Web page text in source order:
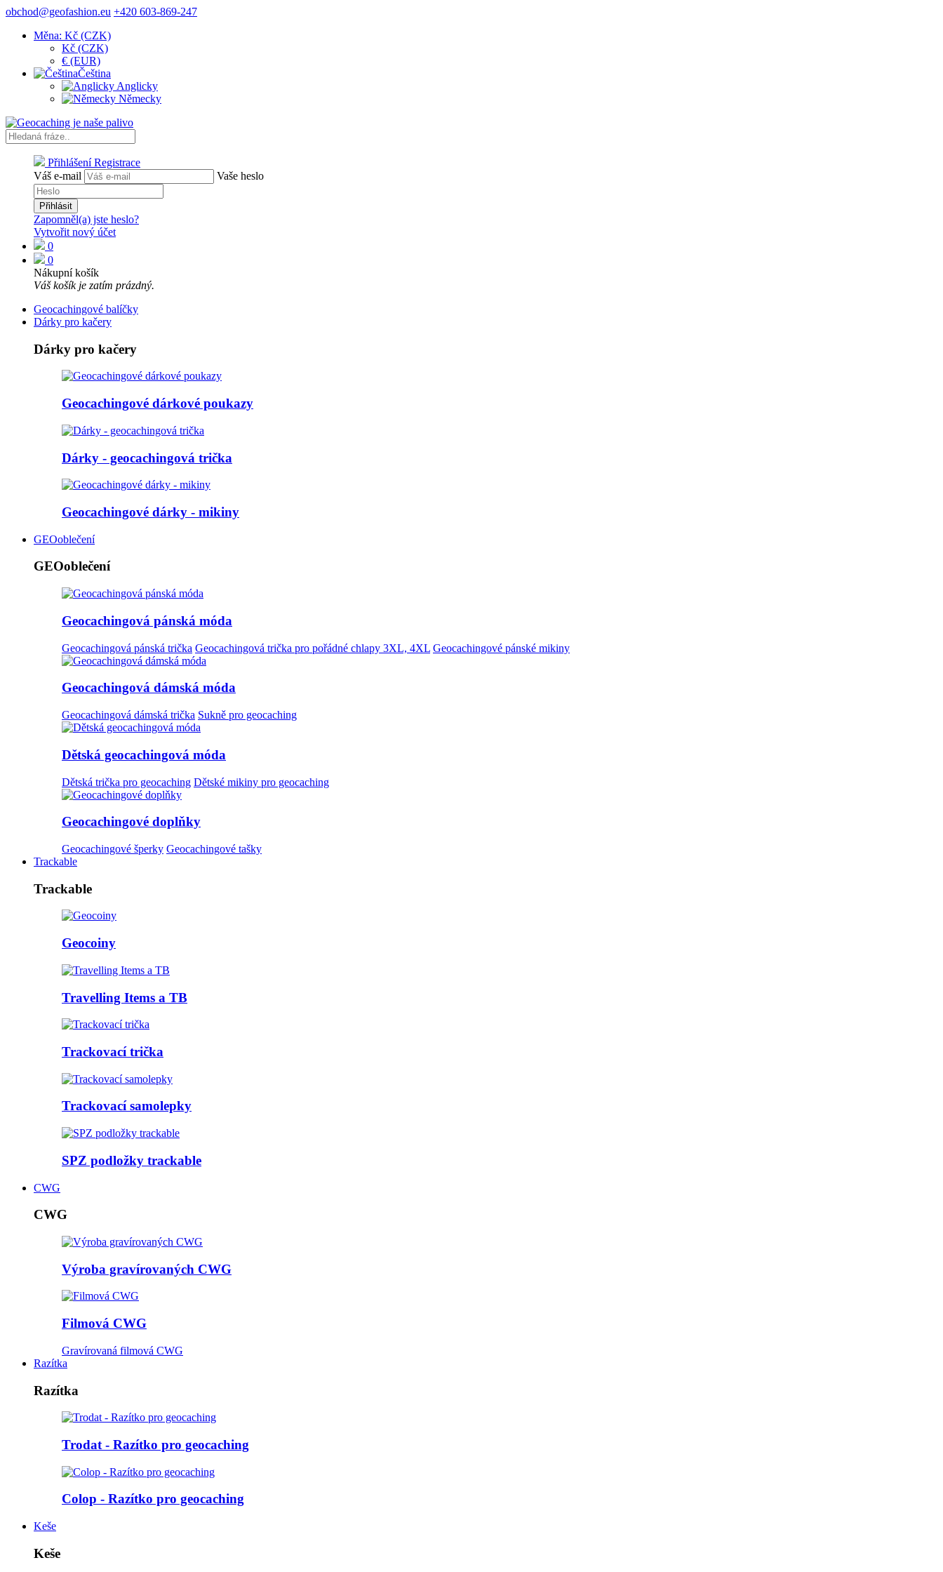
obchod@geofashion.eu +420 603-869-247
Měna: Kč (CZK)
Kč (CZK)
€ (EUR)
Čeština
Anglicky
Německy
Přihlášení Registrace
Váš e-mail
Vaše heslo
Přihlásit
Zapomněl(a) jste heslo?
Vytvořit nový účet
0
0
Nákupní košík
Váš košík je zatím prázdný.
Geocachingové balíčky
Dárky pro kačery
Dárky pro kačery
Geocachingové dárkové poukazy
Dárky - geocachingová trička
Geocachingové dárky - mikiny
GEOoblečení
GEOoblečení
Geocachingová pánská móda
Geocachingová pánská trička Geocachingová trička pro pořádné chlapy 3XL, 4XL Geocachingové pánské mikiny
Geocachingová dámská móda
Geocachingová dámská trička Sukně pro geocaching
Dětská geocachingová móda
Dětská trička pro geocaching Dětské mikiny pro geocaching
Geocachingové doplňky
Geocachingové šperky Geocachingové tašky
Trackable
Trackable
Geocoiny
Travelling Items a TB
Trackovací trička
Trackovací samolepky
SPZ podložky trackable
CWG
CWG
Výroba gravírovaných CWG
Filmová CWG
Gravírovaná filmová CWG
Razítka
Razítka
Trodat - Razítko pro geocaching
Colop - Razítko pro geocaching
Keše
Keše